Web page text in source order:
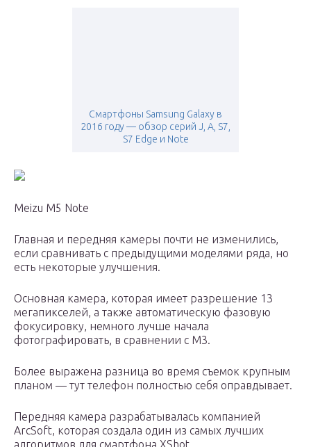
Смартфоны Samsung Galaxy в
2016 году — обзор серий J, A, S7,
S7 Edge и Note
Meizu M5 Note
Главная и передняя камеры почти не изменились,
если сравнивать с предыдущими моделями ряда, но
есть некоторые улучшения.
Основная камера, которая имеет разрешение 13
мегапикселей, а также автоматическую фазовую
фокусировку, немного лучше начала
фотографировать, в сравнении с М3.
Более выражена разница во время съемок крупным
планом — тут телефон полностью себя оправдывает.
Передняя камера разрабатывалась компанией
ArcSoft, которая создала один из самых лучших
алгоритмов для смартфона XShot.